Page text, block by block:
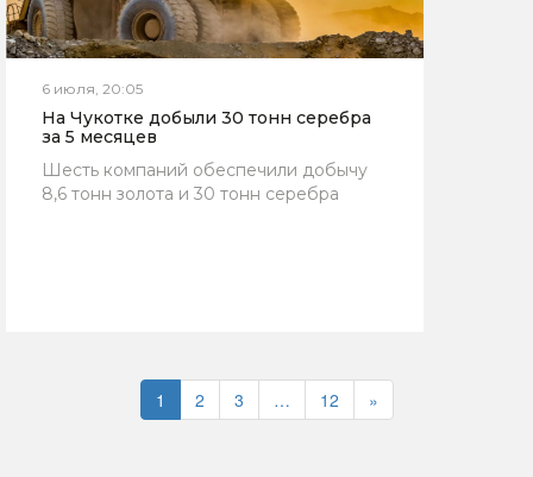
6 июля, 20:05
На Чукотке добыли 30 тонн серебра
за 5 месяцев
Шесть компаний обеспечили добычу
8,6 тонн золота и 30 тонн серебра
1 2 3 … 12 »